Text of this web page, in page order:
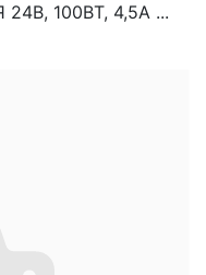
100ВТ, 4,5А ...